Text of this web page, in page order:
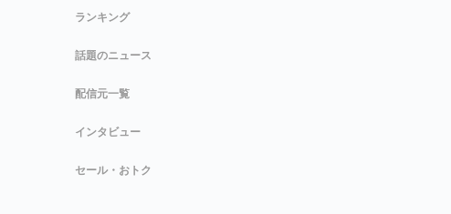
ランキング
話題のニュース
配信元一覧
インタビュー
セール・おトク